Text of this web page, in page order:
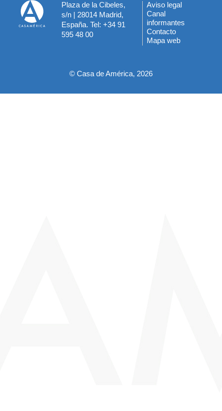
Plaza de la Cibeles,
s/n | 28014 Madrid,
España. Tel: +34 91
595 48 00
Menú
del
pie
Aviso legal
Canal
informantes
Contacto
Mapa web
© Casa de América, 2026